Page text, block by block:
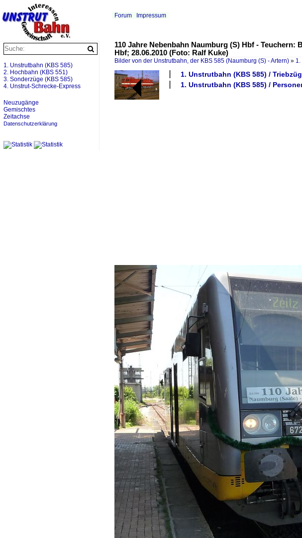
Forum Impressum
110 Jahre Nebenbahn Naumburg (S) Hbf - Teuchern:
Hbf; 28.06.2010 (Foto: Ralf Kuke)
Bilder von der Unstrutbahn, der KBS 585 (Naumburg (S) - Artern) »
1. Unstrutbahn (KBS 585) /
1. Unstrutbahn (KBS 585) /
1. Unstrutbahn (KBS 585)
2. Hochbahn (KBS 551)
3. Sonderzüge (KBS 585)
4. Unstrut-Schrecke-Express
Neuzugänge
Gemischtes
Zeitachse
Datenschutzerklärung